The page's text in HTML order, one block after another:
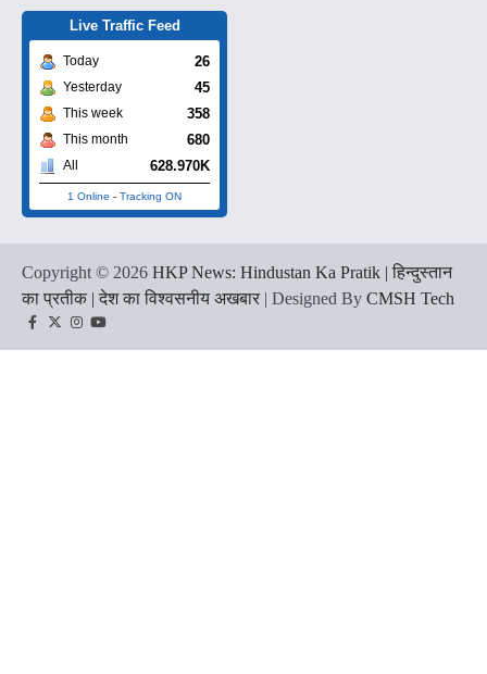
Live Traffic Feed
Today 26
Yesterday 45
This week 358
This month 680
All 628.970K
1 Online - Tracking ON
Copyright © 2026 HKP News: Hindustan Ka Pratik | हिन्दुस्तान
का प्रतीक | देश का विश्वसनीय अखबार | Designed By CMSH Tech
Facebook
TwitterInstagram
YouTube